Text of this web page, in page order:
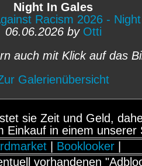
Night In Gales
Racism 2026 -
06.06.2026 by Otti
auch mit Klick auf das
Galerienübersicht
sie Zeit und Geld,
in einem unserer
Booklooker
vorhandenen